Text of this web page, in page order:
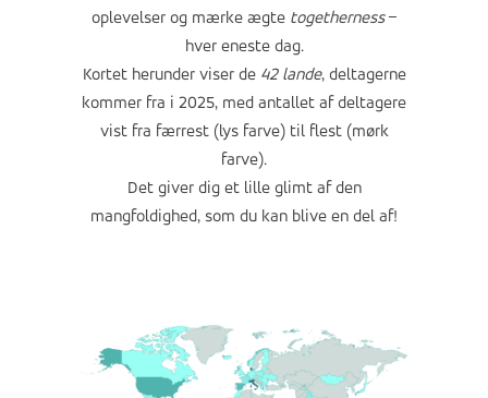
oplevelser og mærke ægte togetherness–
hver eneste dag.
Kortet herunder viser de 42 lande, deltagerne
kommer fra i 2025, med antallet af deltagere
vist fra færrest (lys farve) til flest (mørk
farve).
Det giver dig et lille glimt af den
mangfoldighed, som du kan blive en del af!